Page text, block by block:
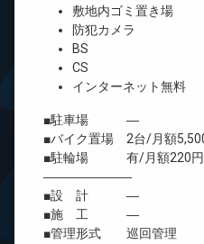
敷地内ゴミ置き場
防犯カメラ
BS
CS
インターネット無料
■駐車場 ―
■バイク置場 2台/月額
■駐輪場 有/月額220円
―――――――
■設 計 ―
■施 工 ―
■管理形式 巡回管理